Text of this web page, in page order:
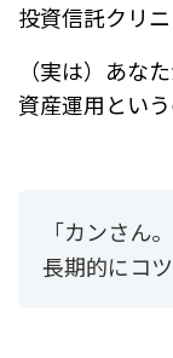
投資信託クリ
（実は）あな
資産運用とい
「カンさん
長期的にコ